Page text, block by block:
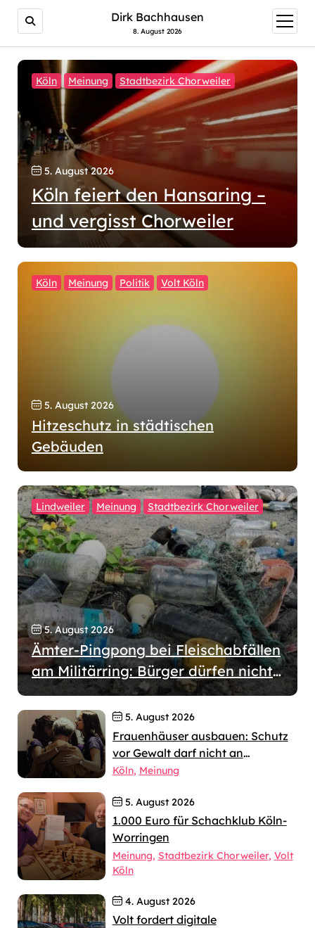
Dirk Bachhausen
8. August 2026
Menü
öffnen
Köln Meinung Stadtbezirk Chorweiler
5. August 2026
Köln feiert den Hansaring –
und vergisst Chorweiler
Köln Meinung Politik Volt Köln
5. August 2026
Hitzeschutz in städtischen
Gebäuden
Lindweiler Meinung Stadtbezirk Chorweiler
5. August 2026
Ämter-Pingpong bei Fleischabfällen
am Militärring: Bürger dürfen nicht
wochenlang allein gelassen werden
5. August 2026
Frauenhäuser ausbauen: Schutz
vor Gewalt darf nicht an
jahrelangen Verfahren scheitern
Köln Meinung
5. August 2026
1.000 Euro für Schachklub Köln-
Worringen
Meinung Stadtbezirk Chorweiler Volt
Köln
4. August 2026
Volt fordert digitale